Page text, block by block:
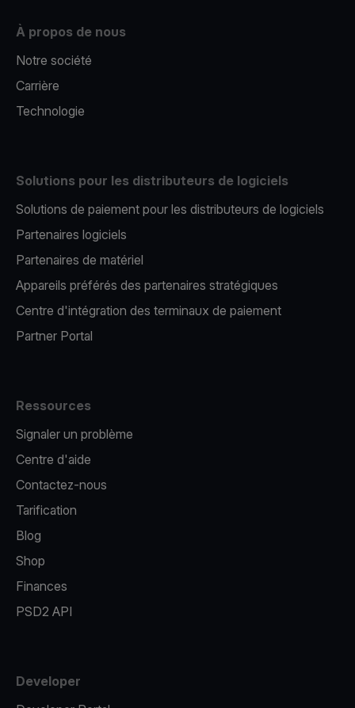
À propos de nous
Notre société
Carrière
Technologie
Solutions pour les distributeurs de logiciels
Solutions de paiement pour les distributeurs de logiciels
Partenaires logiciels
Partenaires de matériel
Appareils préférés des partenaires stratégiques
Centre d'intégration des terminaux de paiement
Partner Portal
Ressources
Signaler un problème
Centre d'aide
Contactez-nous
Tarification
Blog
Shop
Finances
PSD2 API
Developer